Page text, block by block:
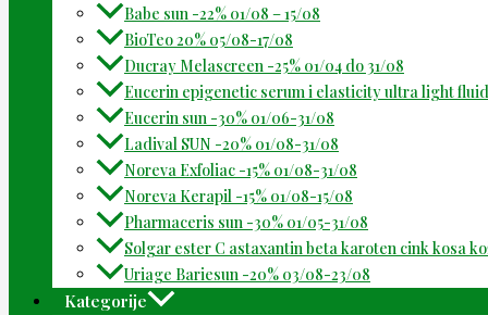
Babe sun -22% 01/08 – 15/08
BioTeo 20% 05/08-17/08
Ducray Melascreen -25% 01/04 do 31/08
Eucerin epigenetic serum i elasticity ultra light
Eucerin sun -30% 01/06-31/08
Ladival SUN -20% 01/08-31/08
Noreva Exfoliac -15% 01/08-31/08
Noreva Kerapil -15% 01/08-15/08
Pharmaceris sun -30% 01/05-31/08
Solgar ester C astaxantin beta karoten cink kosa
Uriage Bariesun -20% 03/08-23/08
Kategorije